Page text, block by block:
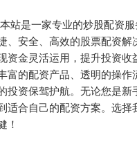
站是一家专业的炒股配资
、安全、高效的股票配资解
资金灵活运用，提升投资收
富的配资产品、透明的操作
投资保驾护航。无论您是新
适合自己的配资方案。选择
！